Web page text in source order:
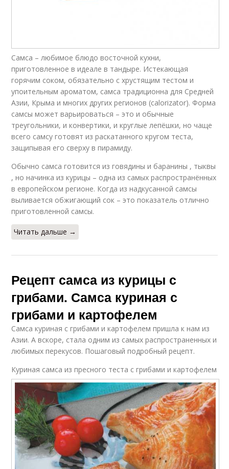
Самса – любимое блюдо восточной кухни,
приготовленное в идеале в тандыре. Истекающая
горячим соком, обязательно с хрустящим тестом и
упоительным ароматом, самса традиционна для Средней
Азии, Крыма и многих других регионов (calorizator). Форма
самсы может варьироваться – это и обычные
треугольники, и конвертики, и круглые лепёшки, но чаще
всего самсу готовят из раскатанного кругом теста,
защипывая его сверху в пирамиду.
Обычно самса готовится из говядины и баранины , тыквы
, но начинка из курицы – одна из самых распространённых
в европейском регионе. Когда из надкусанной самсы
выливается обжигающий сок – это показатель отлично
приготовленной самсы.
Читать дальше →
Рецепт самса из курицы с
грибами. Самса куриная с
грибами и картофелем
Самса куриная с грибами и картофелем пришла к нам из
Азии. А вскоре, стала одним из самых распространенных и
любимых перекусов. Пошаговый подробный рецепт.
Куриная самса из пресного теста с грибами и картофелем